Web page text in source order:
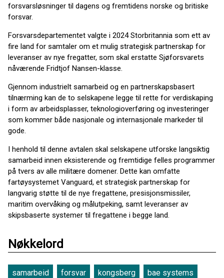
forsvarsløsninger til dagens og fremtidens norske og britiske
forsvar.
Forsvarsdepartementet valgte i 2024 Storbritannia som ett av
fire land for samtaler om et mulig strategisk partnerskap for
leveranser av nye fregatter, som skal erstatte Sjøforsvarets
nåværende Fridtjof Nansen-klasse.
Gjennom industrielt samarbeid og en partnerskapsbasert
tilnærming kan de to selskapene legge til rette for verdiskaping
i form av arbeidsplasser, teknologioverføring og investeringer
som kommer både nasjonale og internasjonale markeder til
gode.
I henhold til denne avtalen skal selskapene utforske langsiktig
samarbeid innen eksisterende og fremtidige felles programmer
på tvers av alle militære domener. Dette kan omfatte
fartøysystemet Vanguard, et strategisk partnerskap for
langvarig støtte til de nye fregattene, presisjonsmissiler,
maritim overvåking og målutpeking, samt leveranser av
skipsbaserte systemer til fregattene i begge land.
Nøkkelord
samarbeid forsvar kongsberg bae systems